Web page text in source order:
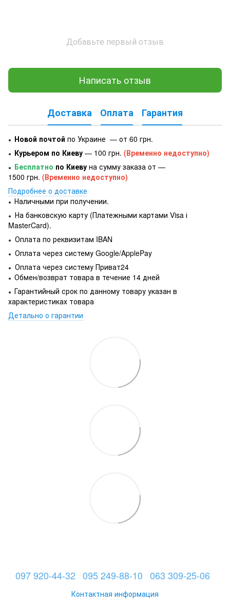
Добавьте первый отзыв
Написать отзыв
Доставка Оплата Гарантия
● Новой почтой по Украине — от 60 грн.
● Курьером по Киеву — 100 грн. (Временно недоступно)
● Бесплатно по Киеву на сумму заказа от —
1500 грн. (Временно недоступно)
Подробнее о доставке
● Наличными при получении.
● На банковскую карту (Платежными картами Visa і
MasterCard).
● Оплата по реквизитам IBAN
● Оплата через систему Google/ApplePay
● Оплата через систему Приват24
● Обмен/возврат товара в течение 14 дней
● Гарантийный срок по данному товару указан в
характеристиках товара
Детально о гарантии
097 920-44-32 095 249-88-10 063 309-25-06
Контактная информация